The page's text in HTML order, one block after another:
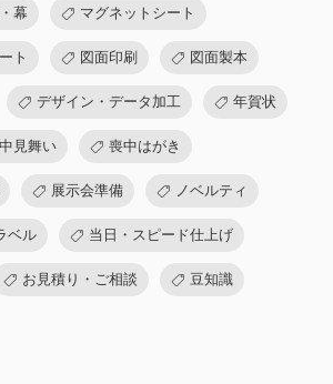
幕 マグネットシート
ト 図面印刷 図面製本
デザイン・データ加工 年賀状
見舞い 喪中はがき
展示会準備 ノベルティ
ベル 当日・スピード仕上げ
お見積り・ご相談 豆知識